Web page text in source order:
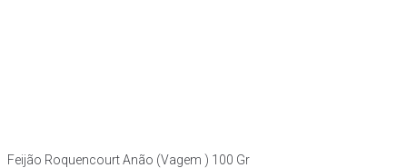
Feijão Roquencourt Anão (Vagem ) 100 Gr